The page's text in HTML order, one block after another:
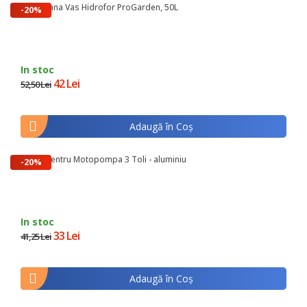
-20%
Membrana Vas Hidrofor ProGarden, 50L
In stoc
52,50 Lei 42 Lei
Adaugă în Coş
-20%
Cupla pentru Motopompa 3 Toli - aluminiu
In stoc
41,25 Lei33 Lei
Adaugă în Coş